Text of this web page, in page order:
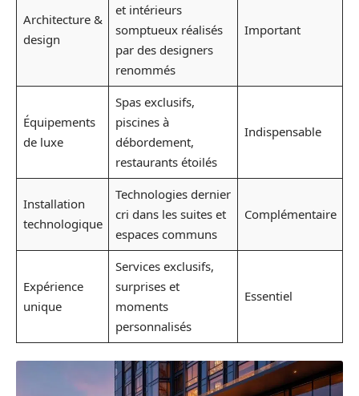
Architecture &
design
et intérieurs
somptueux réalisés
par des designers
renommés
Important
Équipements
de luxe
Spas exclusifs,
piscines à
débordement,
restaurants étoilés
Indispensable
Installation
technologique
Technologies dernier
cri dans les suites et
espaces communs
Complémentaire
Expérience
unique
Services exclusifs,
surprises et
moments
personnalisés
Essentiel